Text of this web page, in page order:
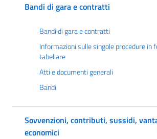
Bandi di gara e contratti
Bandi di gara e contratti
Informazioni sulle singole procedure in
tabellare
Atti e documenti generali
Bandi
Sovvenzioni, contributi, sussidi,
economici